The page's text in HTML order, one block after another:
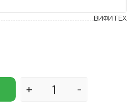
ВИФИТЕХ